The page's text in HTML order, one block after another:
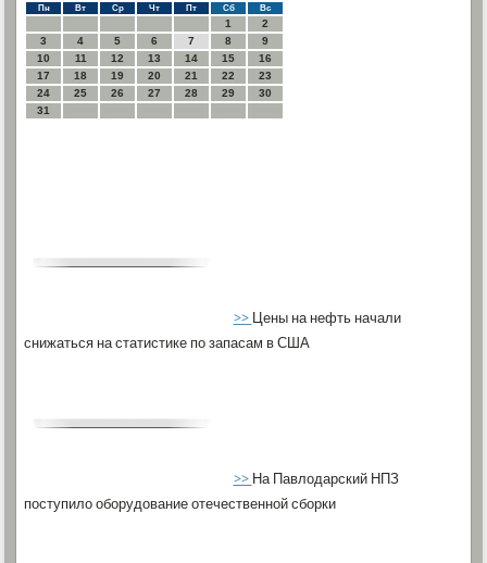
Пн Вт Ср Чт Пт Сб Вс
1
2
3
4 5 6 7 8
9
10
11 12 13 14 15
16
17
18 19 20 21 22
23
24
25 26 27 28 29
30
31
>>Цены на нефть начали
снижаться на статистике по запасам в США
>>На Павлодарский НПЗ
поступило оборудование отечественной сборки